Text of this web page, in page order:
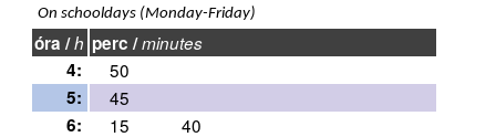
On schooldays (Monday-Friday)
óra /h perc /minutes
4:
50
5:
45
6:
15
40